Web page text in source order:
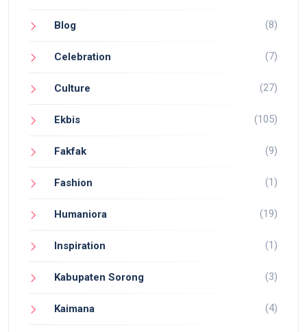
Blog (8)
Celebration (7)
Culture (27)
Ekbis (105)
Fakfak (9)
Fashion (1)
Humaniora (19)
Inspiration (1)
Kabupaten Sorong (3)
Kaimana (4)